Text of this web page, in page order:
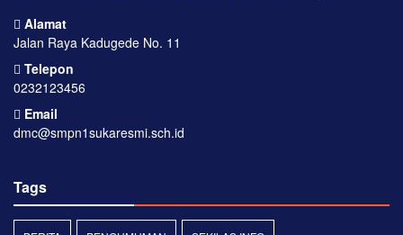
Alamat
Jalan Raya Kadugede No. 11
Telepon
0232123456
Email
dmc@smpn1sukaresmi.sch.id
Tags